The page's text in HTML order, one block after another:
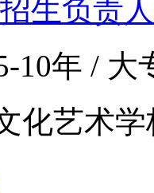
生负责人
10年 / 大
化艺术学